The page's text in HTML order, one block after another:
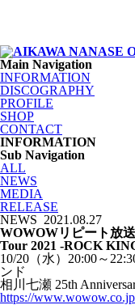
Main Navigation
INFORMATION
DISCOGRAPHY
PROFILE
SHOP
CONTACT
INFORMATION
Sub Navigation
ALL
NEWS
MEDIA
RELEASE
NEWS 2021.08.27
WOWOWリピート放
Tour 2021 -ROCK
10/20（水）20:00～
ンド
相川七瀬 25th
https://